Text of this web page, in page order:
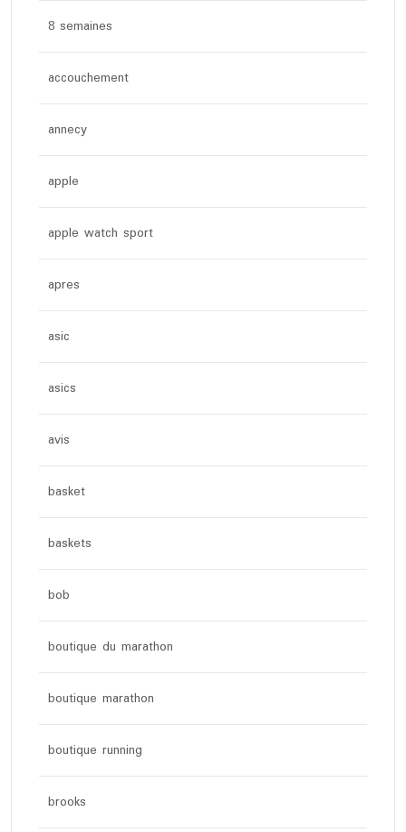
8 semaines
accouchement
annecy
apple
apple watch sport
apres
asic
asics
avis
basket
baskets
bob
boutique du marathon
boutique marathon
boutique running
brooks